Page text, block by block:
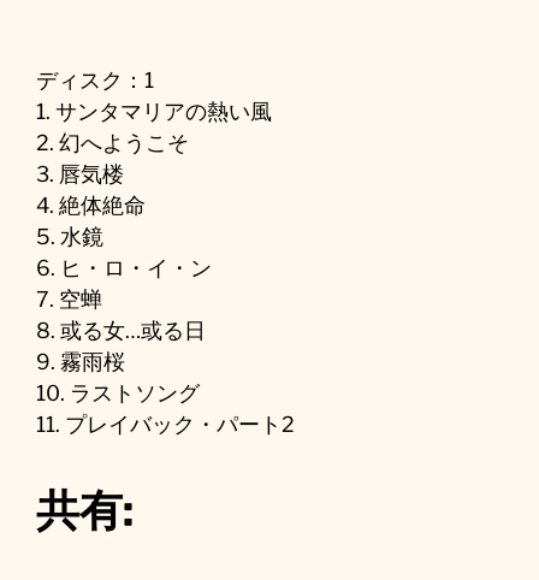
ディスク：1
1. サンタマリアの熱い風
2. 幻へようこそ
3. 唇気楼
4. 絶体絶命
5. 水鏡
6. ヒ・ロ・イ・ン
7. 空蝉
8. 或る女…或る日
9. 霧雨桜
10. ラストソング
11. プレイバック・パート2
共有: